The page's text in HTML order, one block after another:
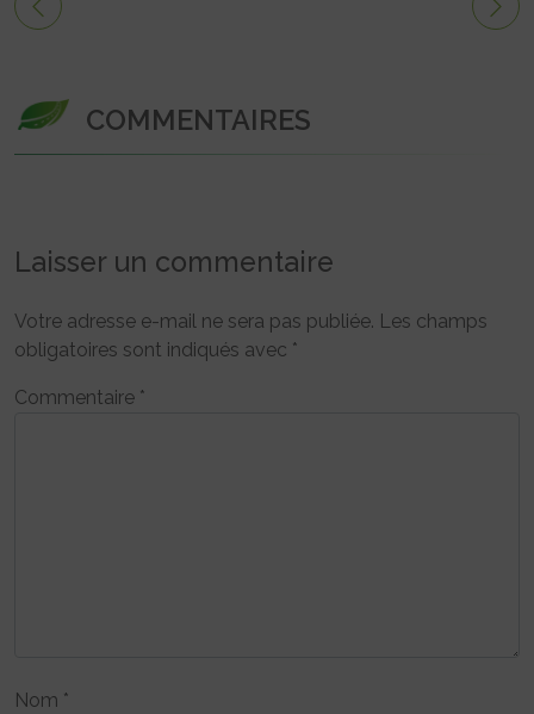
COMMENTAIRES
Laisser un commentaire
Votre adresse e-mail ne sera pas publiée. Les champs
obligatoires sont indiqués avec *
Commentaire *
Nom *